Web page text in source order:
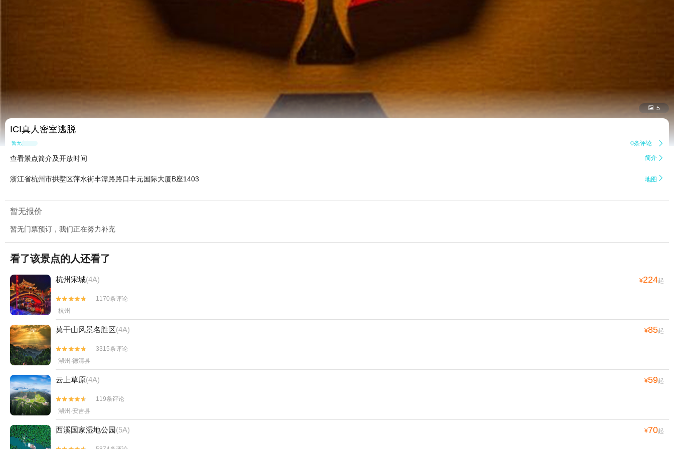
 5
ICI真人密室逃脱
暂无点评 0条评论 
查看景点简介及开放时间 简介 
浙江省杭州市拱墅区萍水街丰潭路路口丰元国际大厦B座1403 地图 
暂无报价
暂无门票预订，我们正在努力补充
看了该景点的人还看了
杭州宋城(4A) ¥224起


1170条评论
杭州
莫干山风景名胜区(4A) ¥85起


3315条评论
湖州·德清县
云上草原(4A) ¥59起


119条评论
湖州·安吉县
西溪国家湿地公园(5A) ¥70起